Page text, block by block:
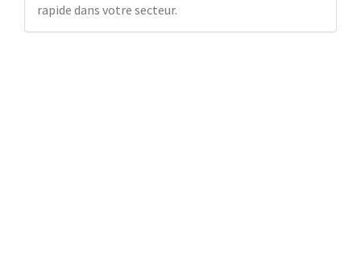
rapide dans votre secteur.